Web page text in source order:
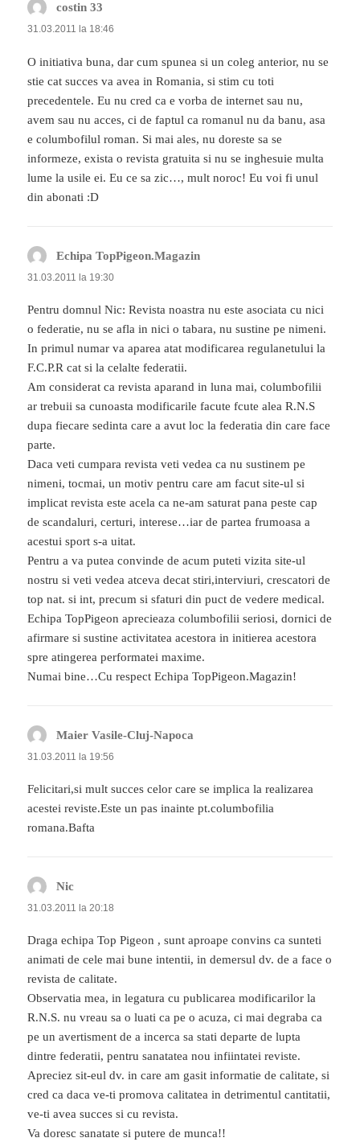
costin 33
31.03.2011 la 18:46
O initiativa buna, dar cum spunea si un coleg anterior, nu se
stie cat succes va avea in Romania, si stim cu toti
precedentele. Eu nu cred ca e vorba de internet sau nu,
avem sau nu acces, ci de faptul ca romanul nu da banu, asa
e columbofilul roman. Si mai ales, nu doreste sa se
informeze, exista o revista gratuita si nu se inghesuie multa
lume la usile ei. Eu ce sa zic…, mult noroc! Eu voi fi unul
din abonati :D
Echipa TopPigeon.Magazin
31.03.2011 la 19:30
Pentru domnul Nic: Revista noastra nu este asociata cu nici
o federatie, nu se afla in nici o tabara, nu sustine pe nimeni.
In primul numar va aparea atat modificarea regulanetului la
F.C.P.R cat si la celalte federatii.
Am considerat ca revista aparand in luna mai, columbofilii
ar trebuii sa cunoasta modificarile facute fcute alea R.N.S
dupa fiecare sedinta care a avut loc la federatia din care face
parte.
Daca veti cumpara revista veti vedea ca nu sustinem pe
nimeni, tocmai, un motiv pentru care am facut site-ul si
implicat revista este acela ca ne-am saturat pana peste cap
de scandaluri, certuri, interese…iar de partea frumoasa a
acestui sport s-a uitat.
Pentru a va putea convinde de acum puteti vizita site-ul
nostru si veti vedea atceva decat stiri,interviuri, crescatori de
top nat. si int, precum si sfaturi din puct de vedere medical.
Echipa TopPigeon aprecieaza columbofilii seriosi, dornici de
afirmare si sustine activitatea acestora in initierea acestora
spre atingerea performatei maxime.
Numai bine…Cu respect Echipa TopPigeon.Magazin!
Maier Vasile-Cluj-Napoca
31.03.2011 la 19:56
Felicitari,si mult succes celor care se implica la realizarea
acestei reviste.Este un pas inainte pt.columbofilia
romana.Bafta
Nic
31.03.2011 la 20:18
Draga echipa Top Pigeon , sunt aproape convins ca sunteti
animati de cele mai bune intentii, in demersul dv. de a face o
revista de calitate.
Observatia mea, in legatura cu publicarea modificarilor la
R.N.S. nu vreau sa o luati ca pe o acuza, ci mai degraba ca
pe un avertisment de a incerca sa stati departe de lupta
dintre federatii, pentru sanatatea nou infiintatei reviste.
Apreciez sit-eul dv. in care am gasit informatie de calitate, si
cred ca daca ve-ti promova calitatea in detrimentul cantitatii,
ve-ti avea succes si cu revista.
Va doresc sanatate si putere de munca!!